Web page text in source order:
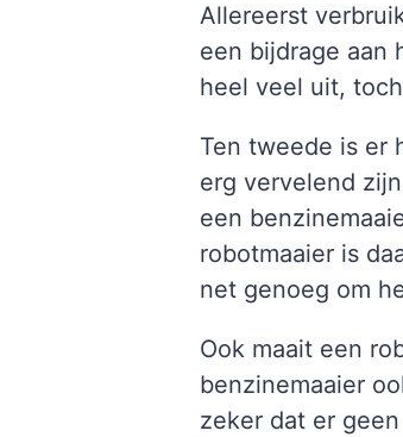
Allereerst
een bijdrage aan
heel veel uit,
Ten tweede is er
erg vervelend
een
robotmaaier is
net genoeg om
Ook maait een
benzinemaaier
zeker dat er